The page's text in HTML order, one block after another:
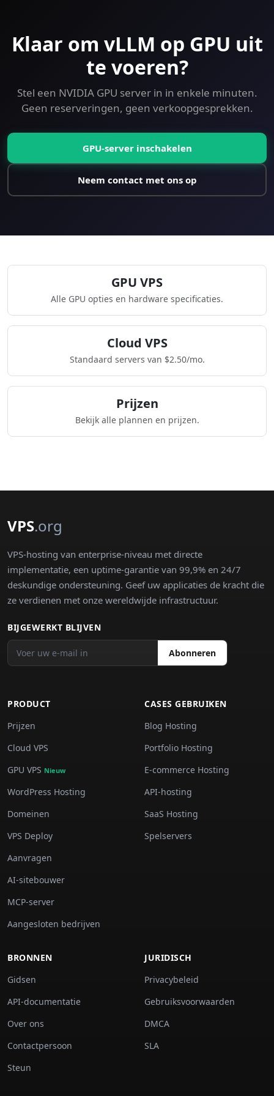
Klaar om vLLM op GPU uit
te voeren?
Stel een NVIDIA GPU server in in enkele minuten.
Geen reserveringen, geen verkoopgesprekken.
GPU-server inschakelen
Neem contact met ons op
GPU VPS
Alle GPU opties en hardware specificaties.
Cloud VPS
Standaard servers van $2.50/mo.
Prijzen
Bekijk alle plannen en prijzen.
VPS.org
VPS-hosting van enterprise-niveau met directe
implementatie, een uptime-garantie van 99,9% en 24/7
deskundige ondersteuning. Geef uw applicaties de kracht die
ze verdienen met onze wereldwijde infrastructuur.
BIJGEWERKT BLIJVEN
Abonneren
PRODUCT
Prijzen
Cloud VPS
GPU VPS Nieuw
WordPress Hosting
Domeinen
VPS Deploy
Aanvragen
AI-sitebouwer
MCP-server
Aangesloten bedrijven
CASES GEBRUIKEN
Blog Hosting
Portfolio Hosting
E-commerce Hosting
API-hosting
SaaS Hosting
Spelservers
BRONNEN
Gidsen
API-documentatie
Over ons
Contactpersoon
Steun
JURIDISCH
Privacybeleid
Gebruiksvoorwaarden
DMCA
SLA